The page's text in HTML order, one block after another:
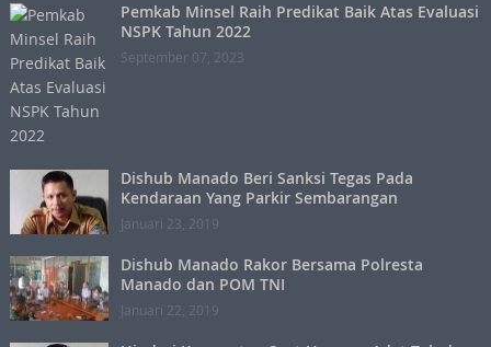
Pemkab Minsel Raih Predikat Baik Atas Evaluasi
NSPK Tahun 2022
September 07, 2023
Dishub Manado Beri Sanksi Tegas Pada
Kendaraan Yang Parkir Sembarangan
Januari 23, 2019
Dishub Manado Rakor Bersama Polresta
Manado dan POM TNI
Januari 22, 2019